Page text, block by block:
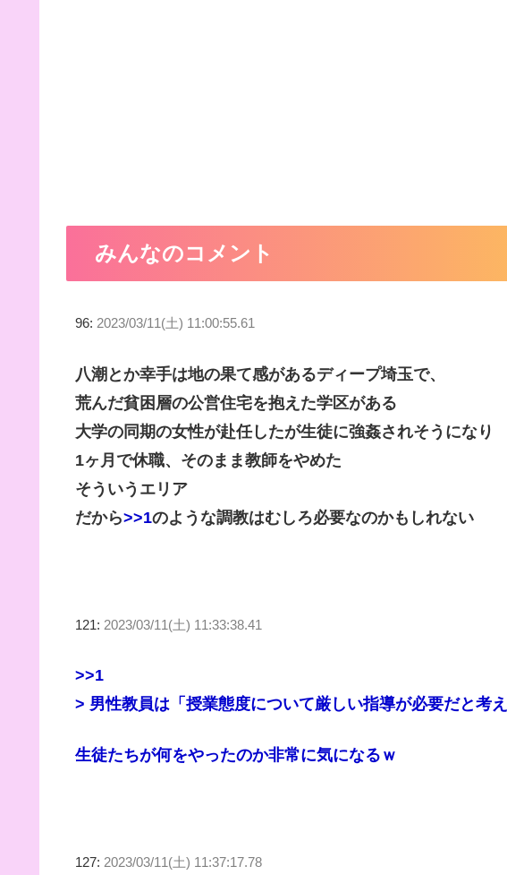
みんなのコメント
96: 2023/03/11(土) 11:00:55.61
八潮とか幸手は地の果て感があるディープ埼玉で、
荒んだ貧困層の公営住宅を抱えた学区がある
大学の同期の女性が赴任したが生徒に強姦されそうになり
1ヶ月で休職、そのまま教師をやめた
そういうエリア
だから>>1のような調教はむしろ必要なのかもしれない
121: 2023/03/11(土) 11:33:38.41
>>1
> 男性教員は「授業態度について厳しい指導が必要だと考
生徒たちが何をやったのか非常に気になるｗ
127: 2023/03/11(土) 11:37:17.78